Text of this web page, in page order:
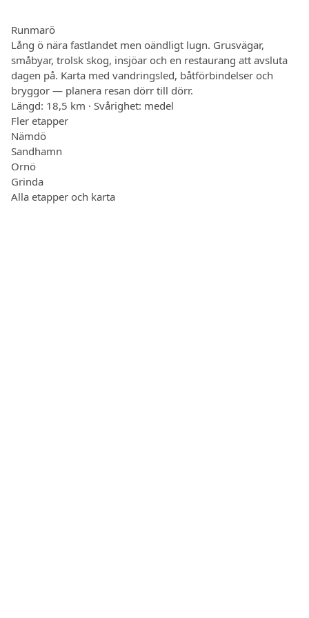
Runmarö
Lång ö nära fastlandet men oändligt lugn. Grusvägar,
småbyar, trolsk skog, insjöar och en restaurang att avsluta
dagen på. Karta med vandringsled, båtförbindelser och
bryggor — planera resan dörr till dörr.
Längd: 18,5 km · Svårighet: medel
Fler etapper
Nämdö
Sandhamn
Ornö
Grinda
Alla etapper och karta